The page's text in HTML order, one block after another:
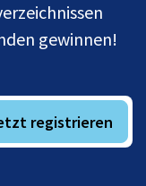
gewinnen!
registrieren